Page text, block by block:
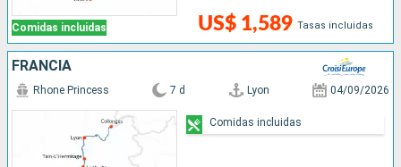
Comidas incluidas US$ 1,589 Tasas incluidas
FRANCIA
Rhone Princess 7 d Lyon 04/09/2026
Comidas incluidas